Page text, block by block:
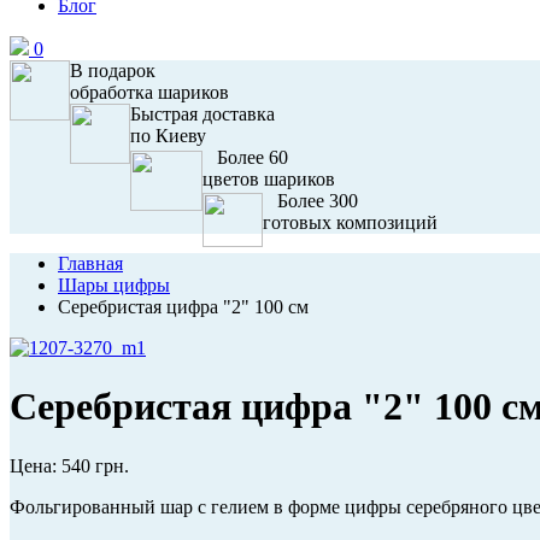
Блог
0
В подарок
обработка шариков
Быстрая доставка
по Киеву
Более 60
цветов шариков
Более 300
готовых композиций
Главная
Шары цифры
Серебристая цифра "2" 100 см
Серебристая цифра "2" 100
Цена: 540 грн.
Фольгированный шар с гелием в форме цифры серебряного